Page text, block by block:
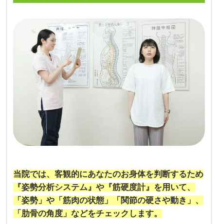
当院では、客観的にあなたのお身体を判断するため
『姿勢分析システム』や『筋硬度計』を用いて、
「姿勢」や「筋肉の状態」「関節の硬さや動き」、
「肋骨の角度」などをチェックします。